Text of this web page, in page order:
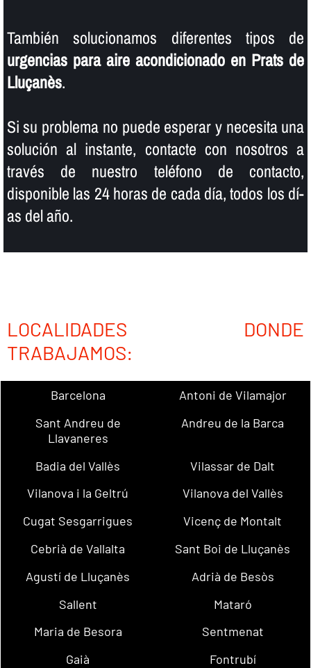
También solucionamos diferentes tipos de
urgencias para aire acondicionado en Prats de
Lluçanès.
Si su problema no puede esperar y necesita una
solución al instante, contacte con nosotros a
través de nuestro teléfono de contacto,
disponible las 24 horas de cada dí­a, todos los dí­
as del año.
LOCALIDADES DONDE
TRABAJAMOS:
Barcelona
Antoni de Vilamajor
Sant Andreu de
Llavaneres
Andreu de la Barca
Badia del Vallès
Vilassar de Dalt
Vilanova i la Geltrú
Vilanova del Vallès
Cugat Sesgarrigues
Vicenç de Montalt
Cebrià de Vallalta
Sant Boi de Lluçanès
Agustí de Lluçanès
Adrià de Besòs
Sallent
Mataró
Maria de Besora
Sentmenat
Gaià
Fontrubí